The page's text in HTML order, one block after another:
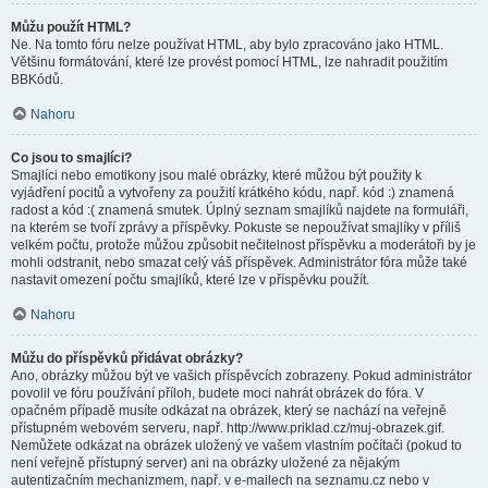
Můžu použít HTML?
Ne. Na tomto fóru nelze používat HTML, aby bylo zpracováno jako HTML.
Většinu formátování, které lze provést pomocí HTML, lze nahradit použitím
BBKódů.
Nahoru
Co jsou to smajlíci?
Smajlíci nebo emotikony jsou malé obrázky, které můžou být použity k
vyjádření pocitů a vytvořeny za použití krátkého kódu, např. kód :) znamená
radost a kód :( znamená smutek. Úplný seznam smajlíků najdete na formuláři,
na kterém se tvoří zprávy a příspěvky. Pokuste se nepoužívat smajlíky v příliš
velkém počtu, protože můžou způsobit nečitelnost příspěvku a moderátoři by je
mohli odstranit, nebo smazat celý váš příspěvek. Administrátor fóra může také
nastavit omezení počtu smajlíků, které lze v příspěvku použít.
Nahoru
Můžu do příspěvků přidávat obrázky?
Ano, obrázky můžou být ve vašich příspěvcích zobrazeny. Pokud administrátor
povolil ve fóru používání příloh, budete moci nahrát obrázek do fóra. V
opačném případě musíte odkázat na obrázek, který se nachází na veřejně
přístupném webovém serveru, např. http://www.priklad.cz/muj-obrazek.gif.
Nemůžete odkázat na obrázek uložený ve vašem vlastním počítači (pokud to
není veřejně přístupný server) ani na obrázky uložené za nějakým
autentizačním mechanizmem, např. v e-mailech na seznamu.cz nebo v